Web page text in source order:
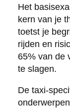
Het
kern van je
toetst je
rijden en
65% van de
te slagen.
De taxi-